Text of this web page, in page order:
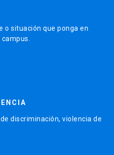
o situación que ponga en
discriminación, violencia de